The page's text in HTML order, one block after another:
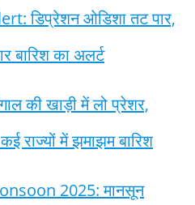
डिप्रेशन ओडिशा तट पार,
बारिश का अलर्ट
की खाड़ी में लो प्रेशर,
राज्यों में झमाझम बारिश
2025: मानसून